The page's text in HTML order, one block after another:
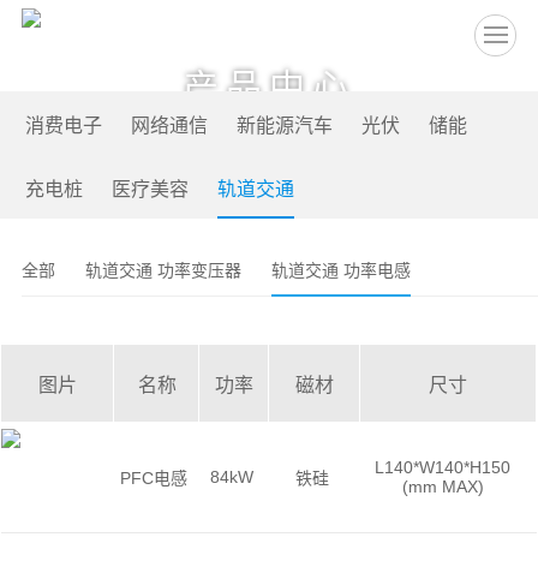
产品中心
消费电子 网络通信 新能源汽车 光伏 储能
充电桩 医疗美容 轨道交通
全部 轨道交通 功率变压器 轨道交通 功率电感
图片 名称 功率 磁材 尺寸
PFC电感 84kW 铁硅
L140*W140*H150
(mm MAX)